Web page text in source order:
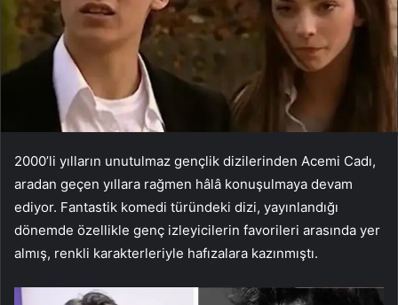
2000’li yılların unutulmaz gençlik dizilerinden Acemi Cadı,
aradan geçen yıllara rağmen hâlâ konuşulmaya devam
ediyor. Fantastik komedi türündeki dizi, yayınlandığı
dönemde özellikle genç izleyicilerin favorileri arasında yer
almış, renkli karakterleriyle hafızalara kazınmıştı.